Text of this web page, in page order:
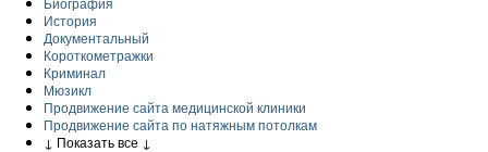
История
Документальный
Короткометражки
Криминал
Мюзикл
Продвижение сайта медицинской клиники
Продвижение сайта по натяжным потолкам
↓ Показать все ↓